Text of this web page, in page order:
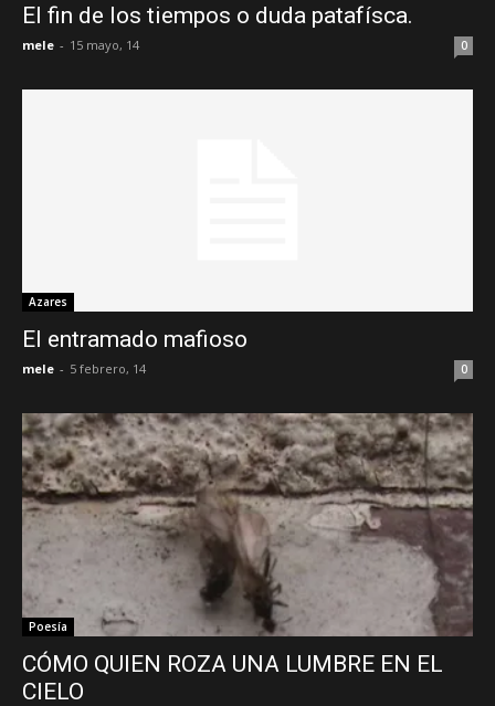
El fin de los tiempos o duda patafísca.
mele - 15 mayo, 14 0
Azares
El entramado mafioso
mele - 5 febrero, 14 0
Poesía
CÓMO QUIEN ROZA UNA LUMBRE EN EL
CIELO